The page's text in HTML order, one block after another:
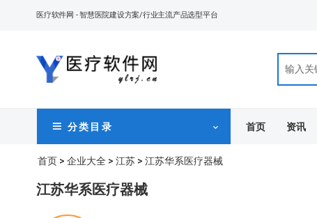
医疗软件网 - 智慧医院建设方案/行业主流产品选型平台
分 类 目 录 首页 资讯
首页 > 企业大全 > 江苏 > 江苏华系医疗器械
江苏华系医疗器械